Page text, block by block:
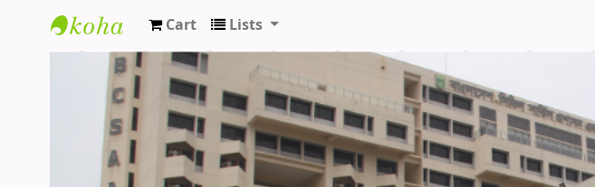
BCS Administration Academy Library
Cart Lists